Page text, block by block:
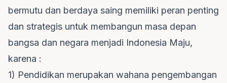
bermutu dan berdaya saing memiliki peran penting
dan strategis untuk membangun masa depan
bangsa dan negara menjadi Indonesia Maju,
karena :
1) Pendidikan merupakan wahana pengembangan